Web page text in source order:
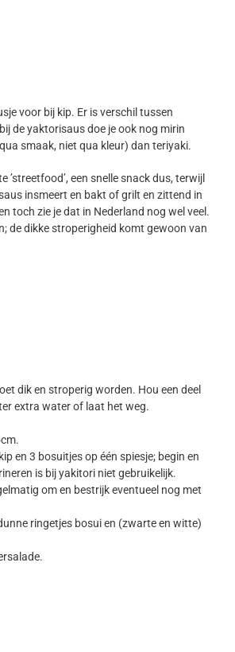
voor bij kip. Er is verschil tussen
de yaktorisaus doe je ook nog mirin
smaak, niet qua kleur) dan teriyaki.
een snelle snack dus, terwijl
insmeert en bakt of grilt en zittend in
toch zie je dat in Nederland nog wel veel.
de dikke stroperigheid komt gewoon van
dik en stroperig worden. Hou een deel
extra water of laat het weg.
en 3 bosuitjes op één spiesje; begin en
is bij yakitori niet gebruikelijk.
om en bestrijk eventueel nog met
ringetjes bosui en (zwarte en witte)